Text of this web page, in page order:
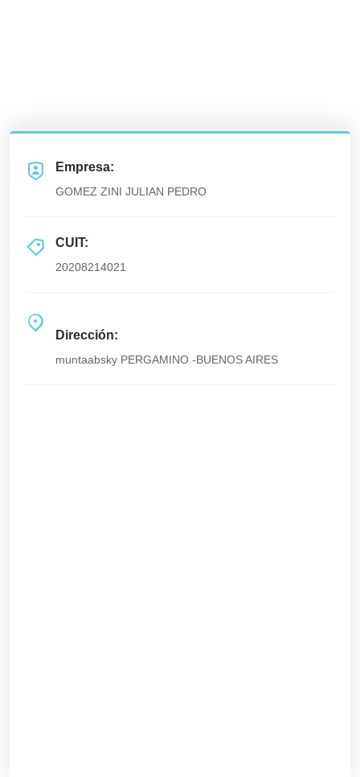
Empresa:
GOMEZ ZINI JULIAN PEDRO
CUIT:
20208214021
Dirección:
muntaabsky PERGAMINO -BUENOS AIRES